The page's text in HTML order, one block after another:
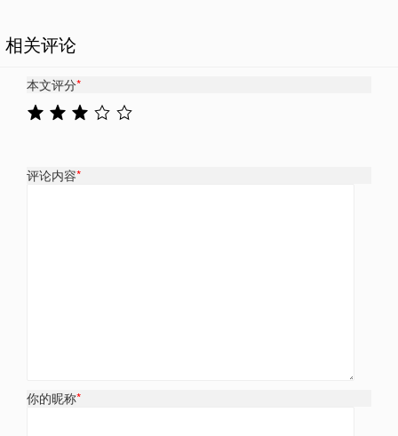
相关评论
本文评分*
评论内容*
你的昵称*